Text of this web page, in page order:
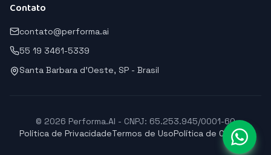
Contato
contato@performa.ai
55 19 3461-5339
Santa Barbara d'Oeste, SP - Brasil
© 2026 Performa.AI - CNPJ: 65.253.945/0001-60
Política de PrivacidadeTermos de UsoPolítica de Cookies